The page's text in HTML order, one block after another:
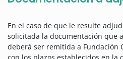
En el caso de que le resulte
solicitada la documentación que
deberá ser remitida a Fundación